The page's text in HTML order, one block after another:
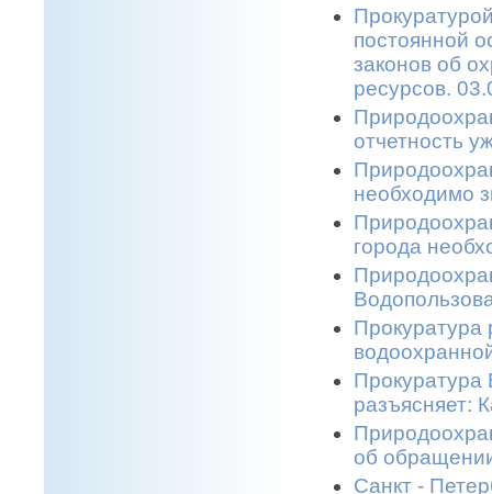
постоянной
законов об
ресурсов.
отчетность
необходимо
города
Прокуратура
Прокуратура
разъясняет:
об
Санкт -